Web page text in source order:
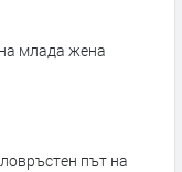
млада жена
път на